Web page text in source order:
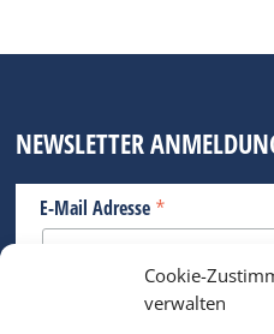
Cookie-
verwalten
NEWSLETTER
E-Mail Adresse *
Bitte geben Sie Ihre E-Mail Adresse ein.